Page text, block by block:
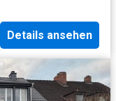
Details ansehen